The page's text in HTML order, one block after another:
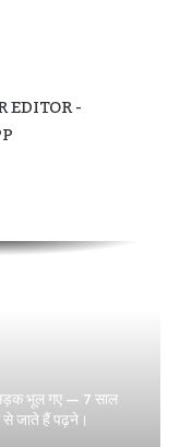
-
बड़ा आरोप — बिना
सोनू मागो —
जन्मदिन , की पद